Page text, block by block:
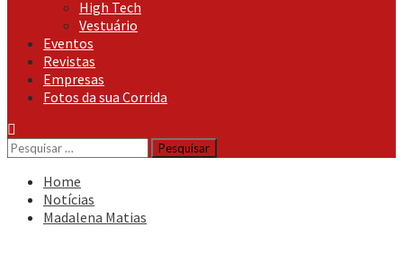
High Tech
Vestuário
Eventos
Revistas
Empresas
Fotos da sua Corrida
Pesquisar
por:
Home
Notícias
Madalena Matias